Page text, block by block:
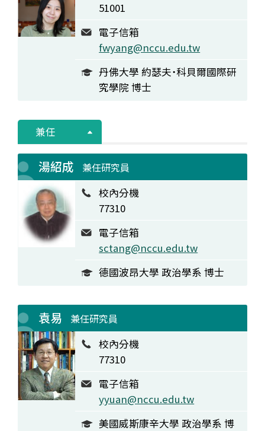
51001
電子信箱
fwyang@nccu.edu.tw
丹佛大學 約瑟夫˙科貝爾國際研
究學院 博士
兼任
湯紹成 兼任研究員
校內分機
77310
電子信箱
sctang@nccu.edu.tw
德國波昂大學 政治學系 博士
袁易 兼任研究員
校內分機
77310
電子信箱
yyuan@nccu.edu.tw
美國威斯康辛大學 政治學系 博